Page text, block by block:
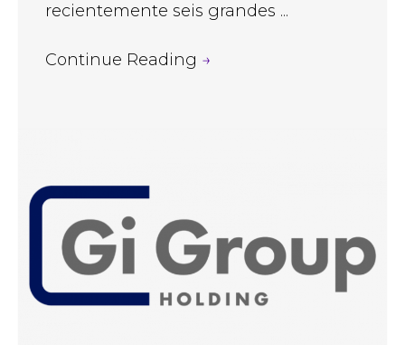
recientemente seis grandes ...
Continue Reading →